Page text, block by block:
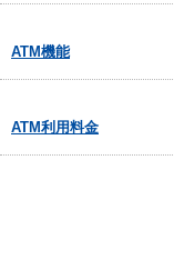
ATM機能
ATM利用料金